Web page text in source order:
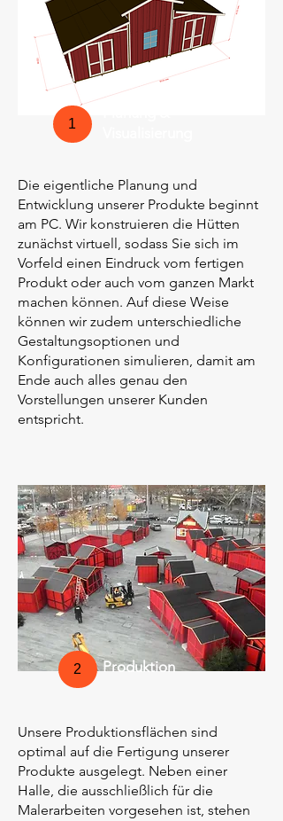
1
Die eigentliche Planung und
Entwicklung unserer Produkte beginnt
am PC. Wir konstruieren die Hütten
zunächst virtuell, sodass Sie sich im
Vorfeld einen Eindruck vom fertigen
Produkt oder auch vom ganzen Markt
machen können. Auf diese Weise
können wir zudem unterschiedliche
Gestaltungsoptionen und
Konfigurationen simulieren, damit am
Ende auch alles genau den
Vorstellungen unserer Kunden
entspricht.
Produktion
2
Unsere Produktionsflächen sind
optimal auf die Fertigung unserer
Produkte ausgelegt. Neben einer
Halle, die ausschließlich für die
Malerarbeiten vorgesehen ist, stehen